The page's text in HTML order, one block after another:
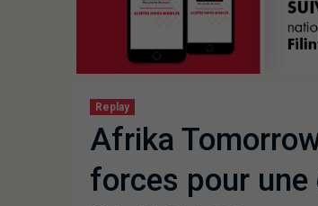
Replay
Afrika
forces pour une